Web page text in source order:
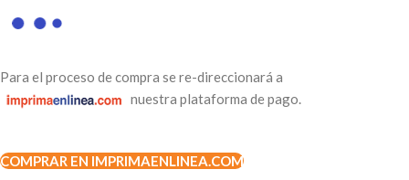
Para el proceso de compra se re-direccionará a
nuestra plataforma de pago.
COMPRAR EN IMPRIMAENLINEA.COM